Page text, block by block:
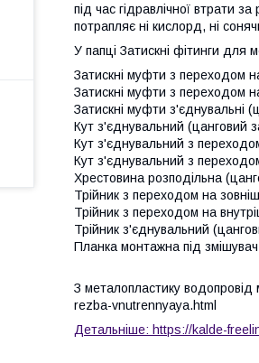
під час гідравлічної втрати
потрапляє ні кислорд, ні
У папці Затискні фітинги для
Затискні муфти з переходом
Затискні муфти з переходом
Затискні муфти з'єднувальні
Кут з'єднувальний (цанговий
Кут з'єднувальний з
Кут з'єднувальний з
Хрестовина розподільна
Трійник з переходом на
Трійник з переходом на
Трійник з'єднувальний
Планка монтажна під
З металопластику
rezba-vnutrennyaya.html
Детальніше: https://kalde-